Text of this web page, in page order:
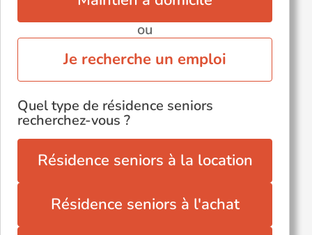
ou
Je recherche un emploi
Quel type de résidence seniors
recherchez-vous ?
Résidence seniors à la location
Résidence seniors à l'achat